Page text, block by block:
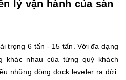
lý vận hành của sàn
trọng 6 tấn - 15 tấn. Với đa dạng
khác nhau của từng quý khách
những dòng dock leveler ra đời.